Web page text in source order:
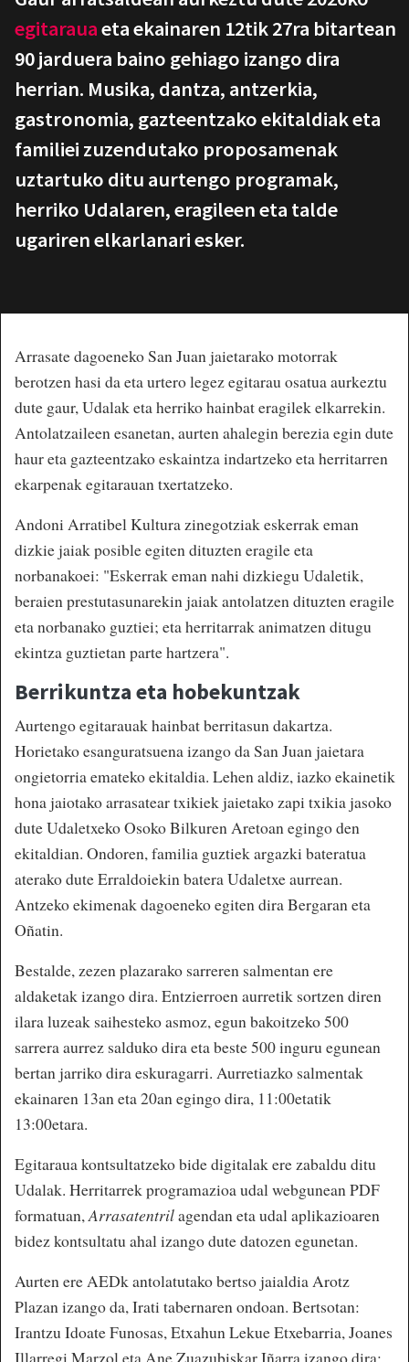
egitarauaeta ekainaren 12tik 27ra bitartean
90 jarduera baino gehiago izango dira
herrian. Musika, dantza, antzerkia,
gastronomia, gazteentzako ekitaldiak eta
familiei zuzendutako proposamenak
uztartuko ditu aurtengo programak,
herriko Udalaren, eragileen eta talde
ugariren elkarlanari esker.
Arrasate dagoeneko San Juan jaietarako motorrak
berotzen hasi da eta urtero legez egitarau osatua aurkeztu
dute gaur, Udalak eta herriko hainbat eragilek elkarrekin.
Antolatzaileen esanetan, aurten ahalegin berezia egin dute
haur eta gazteentzako eskaintza indartzeko eta herritarren
ekarpenak egitarauan txertatzeko.
Andoni Arratibel Kultura zinegotziak eskerrak eman
dizkie jaiak posible egiten dituzten eragile eta
norbanakoei: "Eskerrak eman nahi dizkiegu Udaletik,
beraien prestutasunarekin jaiak antolatzen dituzten eragile
eta norbanako guztiei; eta herritarrak animatzen ditugu
ekintza guztietan parte hartzera".
Berrikuntza eta hobekuntzak
Aurtengo egitarauak hainbat berritasun dakartza.
Horietako esanguratsuena izango da San Juan jaietara
ongietorria emateko ekitaldia. Lehen aldiz, iazko ekainetik
hona jaiotako arrasatear txikiek jaietako zapi txikia jasoko
dute Udaletxeko Osoko Bilkuren Aretoan egingo den
ekitaldian. Ondoren, familia guztiek argazki bateratua
aterako dute Erraldoiekin batera Udaletxe aurrean.
Antzeko ekimenak dagoeneko egiten dira Bergaran eta
Oñatin.
Bestalde, zezen plazarako sarreren salmentan ere
aldaketak izango dira. Entzierroen aurretik sortzen diren
ilara luzeak saihesteko asmoz, egun bakoitzeko 500
sarrera aurrez salduko dira eta beste 500 inguru egunean
bertan jarriko dira eskuragarri. Aurretiazko salmentak
ekainaren 13an eta 20an egingo dira, 11:00etatik
13:00etara.
Egitaraua kontsultatzeko bide digitalak ere zabaldu ditu
Udalak. Herritarrek programazioa udal webgunean PDF
formatuan,Arrasatentrilagendan eta udal aplikazioaren
bidez kontsultatu ahal izango dute datozen egunetan.
Aurten ere AEDk antolatutako bertso jaialdia Arotz
Plazan izango da, Irati tabernaren ondoan. Bertsotan:
Irantzu Idoate Funosas, Etxahun Lekue Etxebarria, Joanes
Illarregi Marzol eta Ane Zuazubiskar Iñarra izango dira;